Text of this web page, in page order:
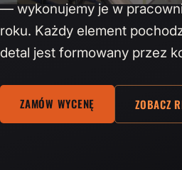
— wykonujemy je w pracowni
roku. Każdy element
detal jest formowany przez
ZAMÓW WYCENĘ ZOBACZ